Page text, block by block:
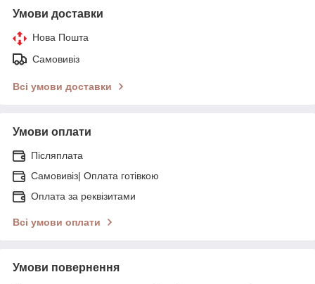
Умови доставки
Нова Пошта
Самовивіз
Всі умови доставки
Умови оплати
Післяплата
Самовивіз| Оплата готівкою
Оплата за реквізитами
Всі умови оплати
Умови повернення